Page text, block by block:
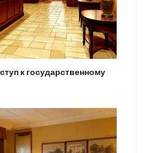
к государственному